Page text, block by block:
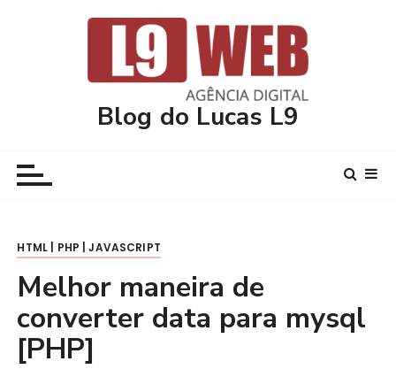
Blog do Lucas L9
HTML | PHP | JAVASCRIPT
Melhor maneira de
converter data para mysql
[PHP]